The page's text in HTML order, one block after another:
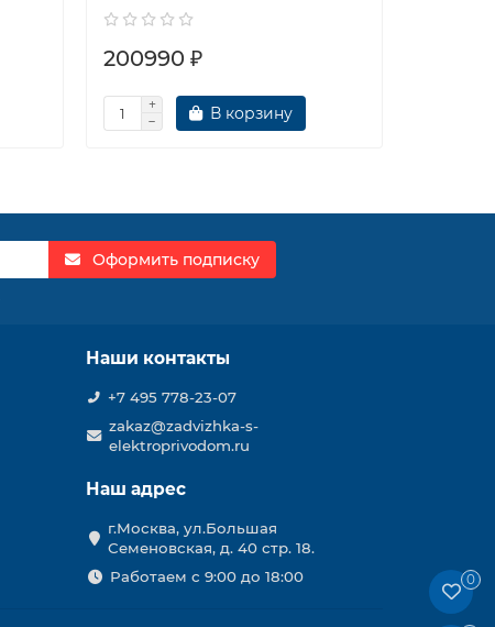
200990 ₽
В корзину
Оформить подписку
Наши контакты
+7 495 778-23-07
zakaz@zadvizhka-s-
elektroprivodom.ru
Наш адрес
г.Москва, ул.Большая
Семеновская, д. 40 стр. 18.
Работаем с 9:00 до 18:00
0